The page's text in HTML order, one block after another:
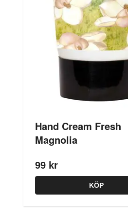
Hand Cream Fresh
Magnolia
99 kr
KÖP